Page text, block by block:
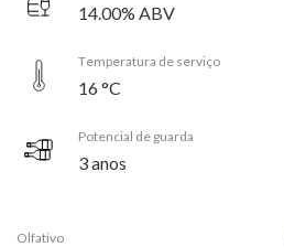
14.00% ABV
Temperatura de serviço
16 °C
Potencial de guarda
3 anos
Olfativo